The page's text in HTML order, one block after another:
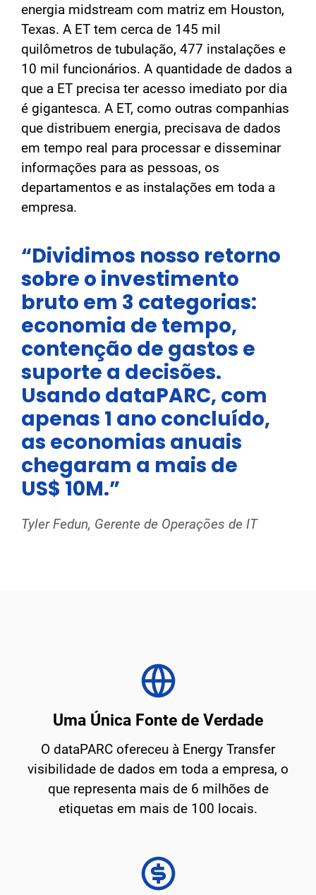
energia midstream com matriz em Houston,
Texas. A ET tem cerca de 145 mil
quilômetros de tubulação, 477 instalações e
10 mil funcionários. A quantidade de dados a
que a ET precisa ter acesso imediato por dia
é gigantesca. A ET, como outras companhias
que distribuem energia, precisava de dados
em tempo real para processar e disseminar
informações para as pessoas, os
departamentos e as instalações em toda a
empresa.
“Dividimos nosso retorno
sobre o investimento
bruto em 3 categorias:
economia de tempo,
contenção de gastos e
suporte a decisões.
Usando dataPARC, com
apenas 1 ano concluído,
as economias anuais
chegaram a mais de
US$ 10M.”
Tyler Fedun, Gerente de Operações de IT
Uma Única Fonte de Verdade
O dataPARC ofereceu à Energy Transfer
visibilidade de dados em toda a empresa, o
que representa mais de 6 milhões de
etiquetas em mais de 100 locais.